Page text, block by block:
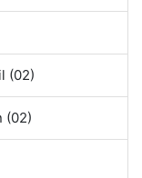
(02)
(02)